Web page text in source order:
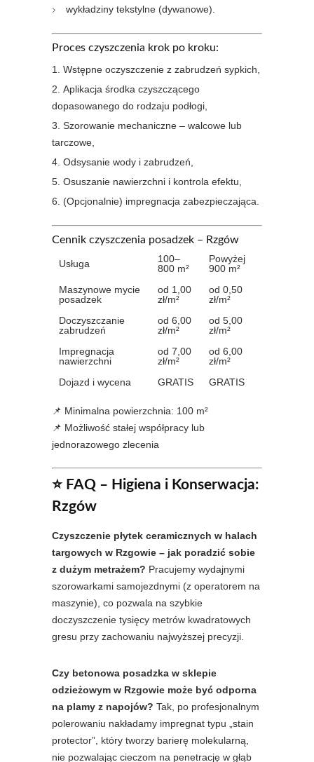
wykładziny tekstylne (dywanowe).
Proces czyszczenia krok po kroku:
Wstępne oczyszczenie z zabrudzeń sypkich,
Aplikacja środka czyszczącego
dopasowanego do rodzaju podłogi,
Szorowanie mechaniczne – walcowe lub
tarczowe,
Odsysanie wody i zabrudzeń,
Osuszanie nawierzchni i kontrola efektu,
(Opcjonalnie) impregnacja zabezpieczająca.
Cennik czyszczenia posadzek – Rzgów
Usługa
100–
800 m²
Powyżej
900 m²
Maszynowe mycie
posadzek
od 1,00
zł/m²
od 0,50
zł/m²
Doczyszczanie
zabrudzeń
od 6,00
zł/m²
od 5,00
zł/m²
Impregnacja
nawierzchni
od 7,00
zł/m²
od 6,00
zł/m²
Dojazd i wycena
GRATIS GRATIS
📌 Minimalna powierzchnia: 100 m²
📌 Możliwość stałej współpracy lub
jednorazowego zlecenia
⭐ FAQ – Higiena i Konserwacja:
Rzgów
Czyszczenie płytek ceramicznych w halach
targowych w Rzgowie – jak poradzić sobie
z dużym metrażem? Pracujemy wydajnymi
szorowarkami samojezdnymi (z operatorem na
maszynie), co pozwala na szybkie
doczyszczenie tysięcy metrów kwadratowych
gresu przy zachowaniu najwyższej precyzji.
Czy betonowa posadzka w sklepie
odzieżowym w Rzgowie może być odporna
na plamy z napojów? Tak, po profesjonalnym
polerowaniu nakładamy impregnat typu „stain
protector”, który tworzy barierę molekularną,
nie pozwalając cieczom na penetrację w głąb